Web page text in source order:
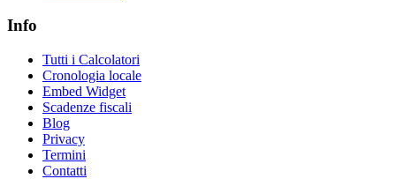
Info
Tutti i Calcolatori
Cronologia locale
Embed Widget
Scadenze fiscali
Blog
Privacy
Termini
Contatti